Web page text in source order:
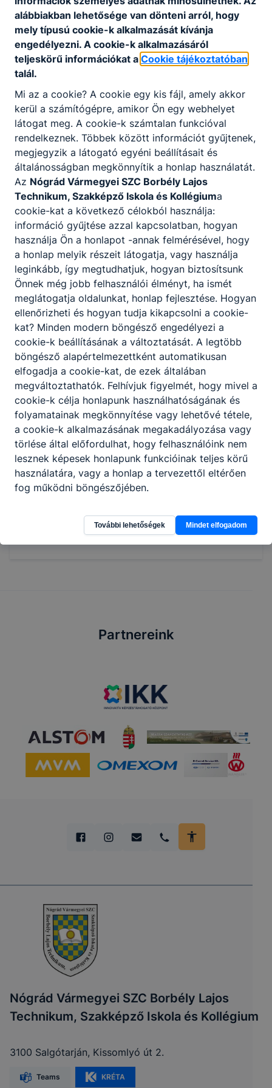
védőfelszereléseket.
Ajánlott minden ﬁatal számára, akit érdekel a
kisebb-nagyobb acélszerkezetek, csőhálózatok,
gépelemek, tartályok hegesztése, aki szeret
alkotni, szerszámokat használni.
KOMPETENCIAELVÁRÁS
Kézügyesség, önállóság, felelősségtudat,
csapatban való együttműködés, precizitás,
problémamegoldó képesség.
A SZAKKÉPZETTSÉGGEL RENDELKEZŐ
műszaki rajzokat, szerelési terveket olvas
és értelmezi a kapcsolódó utasításokat,
szabályozásokat;
beüzemeli a munkavégzéshez szükséges
gépeket, ellenőrzi a gépeken a
tanúsítványok érvényességét;
előkészíti a munkadarabokat, elvégzi a
szükséges vágásokat, darabolásokat,
illetve a hegesztést;
önellenőrzést végez a munka megkezdése
előtt és közben;
művelet befejezése után a rendelkezésre
álló diagnosztikai eljárásokkal ellenőrzi az
elvégzett munka minőségét, a varrat hibáit
javítja;
betartja és betartatja a munkabiztonsági
és környezetvédelmi előírásokat.
Partnereink
Nógrád Vármegyei SZC Borbély Lajos
Technikum, Szakképző Iskola és Kollégium
3100 Salgótarján, Kissomlyó út 2.
Teams KRÉTA
alábbiakban lehetősége van dönteni arról, hogy
mely típusú cookie-k alkalmazását kívánja
engedélyezni. A cookie-k alkalmazásáról
teljeskörű információkat a Cookie tájékoztatóban
talál.
Mi az a cookie? A cookie egy kis fájl, amely akkor
kerül a számítógépre, amikor Ön egy webhelyet
látogat meg. A cookie-k számtalan funkcióval
rendelkeznek. Többek között információt gyűjtenek,
megjegyzik a látogató egyéni beállításait és
általánosságban megkönnyítik a honlap használatát.
Az Nógrád Vármegyei SZC Borbély Lajos
Technikum, Szakképző Iskola és Kollégiuma
cookie-kat a következő célokból használja:
információ gyűjtése azzal kapcsolatban, hogyan
használja Ön a honlapot -annak felmérésével, hogy
a honlap melyik részeit látogatja, vagy használja
leginkább, így megtudhatjuk, hogyan biztosítsunk
Önnek még jobb felhasználói élményt, ha ismét
meglátogatja oldalunkat, honlap fejlesztése. Hogyan
ellenőrizheti és hogyan tudja kikapcsolni a cookie-
kat? Minden modern böngésző engedélyezi a
cookie-k beállításának a változtatását. A legtöbb
böngésző alapértelmezettként automatikusan
elfogadja a cookie-kat, de ezek általában
megváltoztathatók. Felhívjuk figyelmét, hogy mivel a
cookie-k célja honlapunk használhatóságának és
folyamatainak megkönnyítése vagy lehetővé tétele,
a cookie-k alkalmazásának megakadályozása vagy
törlése által előfordulhat, hogy felhasználóink nem
lesznek képesek honlapunk funkcióinak teljes körű
használatára, vagy a honlap a tervezettől eltérően
fog működni böngészőjében.
További lehetőségek Mindet elfogadom